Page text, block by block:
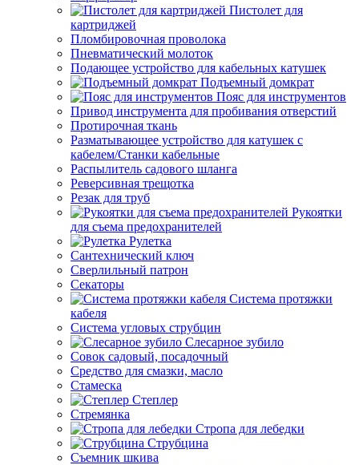
Пистолет для
картриджей
Пломбировочная проволока
Пневматический молоток
Подающее устройство для кабельных катушек
Подъемный домкрат
Пояс для инструментов
Привод инструмента для пробивания отверстий
Протирочная ткань
Разматывающее устройство для катушек с
кабелем/Станки кабельные
Распылитель садового шланга
Реверсивная трещотка
Резак для труб
Рукоятки
для съема предохранителей
Рулетка
Сантехнический ключ
Сверлильный патрон
Секаторы
Система протяжки
кабеля
Система угловых струбцин
Слесарное зубило
Совок садовый, посадочный
Средство для смазки, масло
Стамеска
Степлер
Стремянка
Стропа для лебедки
Струбцина
Съемник шкива